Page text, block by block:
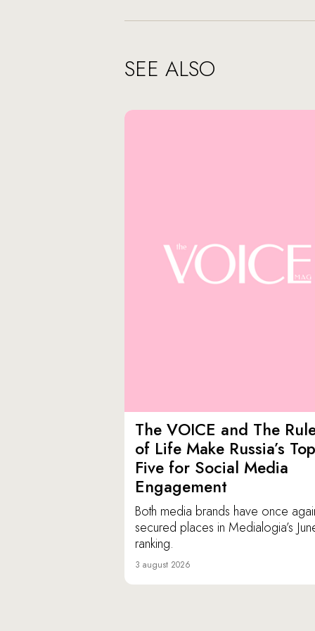
SEE ALSO
The VOICE and The
of Life Make Russia’s Top
Five for Social Media
Engagement
Both media brands have once
secured places in Medialogia’s
ranking.
3 august 2026